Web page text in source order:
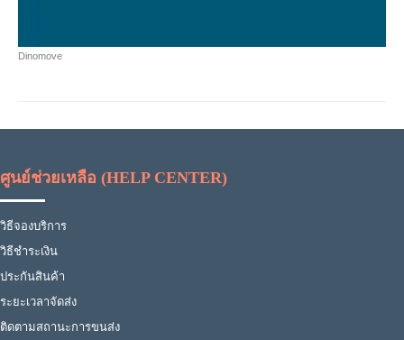
Dinomove
ศูนย์ช่วยเหลือ (HELP CENTER)
วิธีจองบริการ
วิธีชำระเงิน
ประกันสินค้า
ระยะเวลาจัดส่ง
ติดตามสถานะการขนส่ง